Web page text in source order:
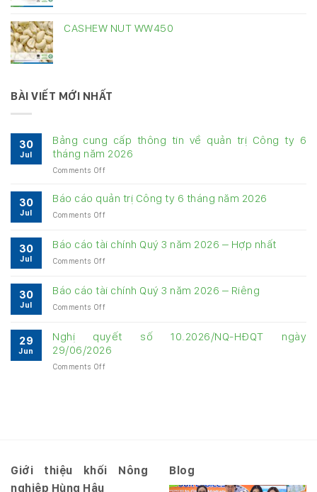
CASHEW NUT WW450
BÀI VIẾT MỚI NHẤT
30
Jul
Bảng cung cấp thông tin về quản trị Công ty 6
tháng năm 2026
Comments Offon
cung
cấp
về
ty
2026
30
Jul
Báo cáo quản trị Công ty 6 tháng năm 2026
Comments Offon
quản
trị
ty
2026
30
Jul
Báo cáo tài chính Quý 3 năm 2026 – Hợp nhất
Comments Offon
tài
chính
năm
2026
30
Jul
Báo cáo tài chính Quý 3 năm 2026 – Riêng
Comments Offon
cáo
tài
chính
Quý
29
Jun
Nghị quyết số 10.2026/NQ-HĐQT ngày
29/06/2026
Comments Offon
Giới thiệu khối Nông
nghiệp Hùng Hậu
Blog